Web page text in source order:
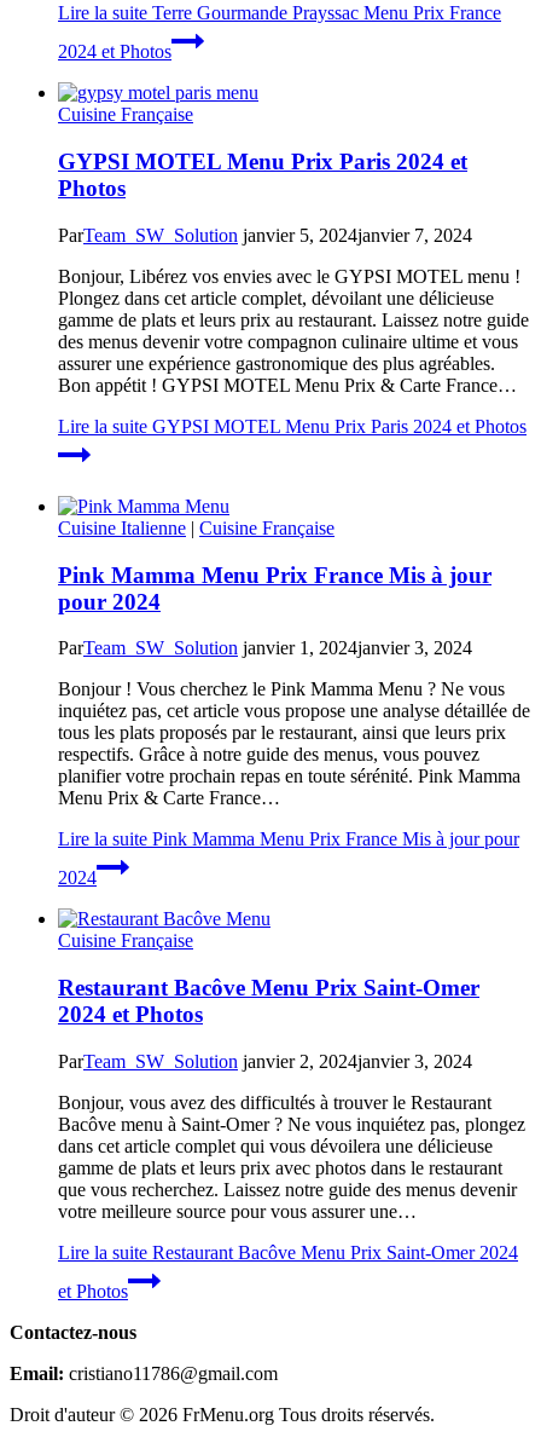
Lire la suite Terre Gourmande Prayssac Menu Prix France
2024 et Photos
Cuisine Française
GYPSI MOTEL Menu Prix Paris 2024 et
Photos
ParTeam_SW_Solution janvier 5, 2024janvier 7, 2024
Bonjour, Libérez vos envies avec le GYPSI MOTEL menu !
Plongez dans cet article complet, dévoilant une délicieuse
gamme de plats et leurs prix au restaurant. Laissez notre guide
des menus devenir votre compagnon culinaire ultime et vous
assurer une expérience gastronomique des plus agréables.
Bon appétit ! GYPSI MOTEL Menu Prix & Carte France…
Lire la suite GYPSI MOTEL Menu Prix Paris 2024 et Photos
Cuisine Italienne | Cuisine Française
Pink Mamma Menu Prix France Mis à jour
pour 2024
ParTeam_SW_Solution janvier 1, 2024janvier 3, 2024
Bonjour ! Vous cherchez le Pink Mamma Menu ? Ne vous
inquiétez pas, cet article vous propose une analyse détaillée de
tous les plats proposés par le restaurant, ainsi que leurs prix
respectifs. Grâce à notre guide des menus, vous pouvez
planifier votre prochain repas en toute sérénité. Pink Mamma
Menu Prix & Carte France…
Lire la suite Pink Mamma Menu Prix France Mis à jour pour
2024
Cuisine Française
Restaurant Bacôve Menu Prix Saint-Omer
2024 et Photos
ParTeam_SW_Solution janvier 2, 2024janvier 3, 2024
Bonjour, vous avez des difficultés à trouver le Restaurant
Bacôve menu à Saint-Omer ? Ne vous inquiétez pas, plongez
dans cet article complet qui vous dévoilera une délicieuse
gamme de plats et leurs prix avec photos dans le restaurant
que vous recherchez. Laissez notre guide des menus devenir
votre meilleure source pour vous assurer une…
Lire la suite Restaurant Bacôve Menu Prix Saint-Omer 2024
et Photos
Contactez-nous
Email: cristiano11786@gmail.com
Droit d'auteur © 2026 FrMenu.org Tous droits réservés.